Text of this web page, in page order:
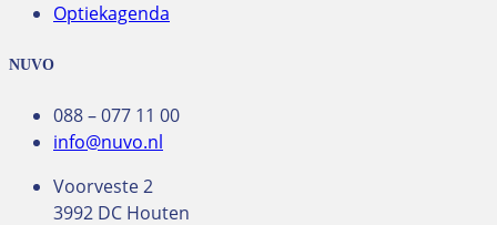
Optiekagenda
NUVO
088 – 077 11 00
info@nuvo.nl
Voorveste 2
3992 DC Houten